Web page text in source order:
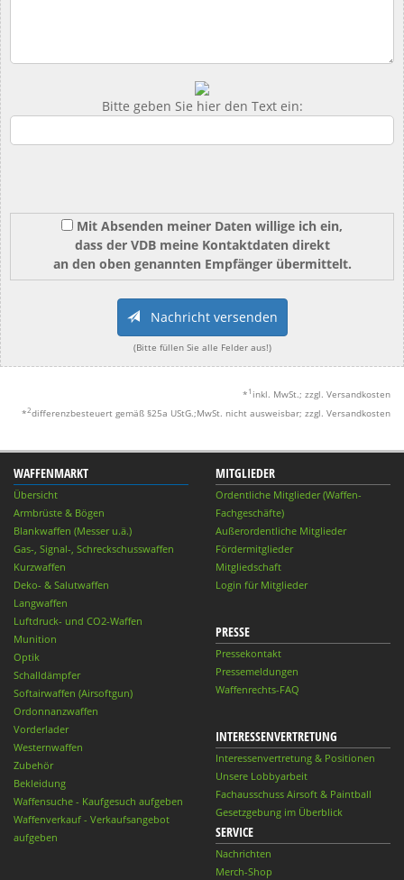
Bitte geben Sie hier den Text ein:
Mit Absenden meiner Daten willige ich ein,
dass der VDB meine Kontaktdaten direkt
an den oben genannten Empfänger übermittelt.
Nachricht versenden
(Bitte füllen Sie alle Felder aus!)
* 1 inkl. MwSt.; zzgl. Versandkosten
*2differenzbesteuert gemäß §25a UStG.;MwSt. nicht ausweisbar; zzgl. Versandkosten
WAFFENMARKT
Übersicht
Armbrüste & Bögen
Blankwaffen (Messer u.ä.)
Gas-, Signal-, Schreckschusswaffen
Kurzwaffen
Deko- & Salutwaffen
Langwaffen
Luftdruck- und CO2-Waffen
Munition
Optik
Schalldämpfer
Softairwaffen (Airsoftgun)
Ordonnanzwaffen
Vorderlader
Westernwaffen
Zubehör
Bekleidung
Waffensuche - Kaufgesuch aufgeben
Waffenverkauf - Verkaufsangebot
aufgeben
MITGLIEDER
Ordentliche Mitglieder (Waffen-
Fachgeschäfte)
Außerordentliche Mitglieder
Fördermitglieder
Mitgliedschaft
Login für Mitglieder
PRESSE
Pressekontakt
Pressemeldungen
Waffenrechts-FAQ
INTERESSENVERTRETUNG
Interessenvertretung & Positionen
Unsere Lobbyarbeit
Fachausschuss Airsoft & Paintball
Gesetzgebung im Überblick
SERVICE
Nachrichten
Merch-Shop